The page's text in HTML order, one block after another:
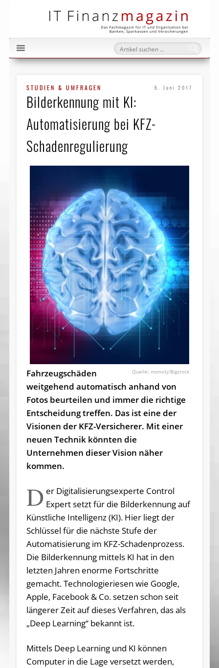
STUDIEN & UMFRAGEN 6. Juni 2017
Bilderkennung mit KI:
Automatisierung bei KFZ-
Schadenregulierung
monsitj/Bigstock
Fahrzeugschäden
weitgehend automatisch anhand von
Fotos beurteilen und immer die richtige
Entscheidung treffen. Das ist eine der
Visionen der KFZ-Versicherer. Mit einer
neuen Technik könnten die
Unternehmen dieser Vision näher
kommen.
D er Digitalisierungsexperte Control
Expert setzt für die Bilderkennung auf
Künstliche Intelligenz (KI). Hier liegt der
Schlüssel für die nächste Stufe der
Automatisierung im KFZ-Schadenprozess.
Die Bilderkennung mittels KI hat in den
letzten Jahren enorme Fortschritte
gemacht. Technologieriesen wie Google,
Apple, Facebook & Co. setzen schon seit
längerer Zeit auf dieses Verfahren, das als
„Deep Learning“ bekannt ist.
Mittels Deep Learning und KI können
Computer in die Lage versetzt werden,